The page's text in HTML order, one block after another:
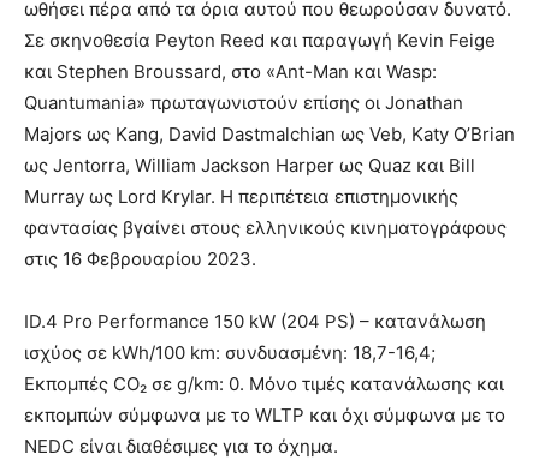
ωθήσει πέρα από τα όρια αυτού που θεωρούσαν δυνατό.
Σε σκηνοθεσία Peyton Reed και παραγωγή Kevin Feige
και Stephen Broussard, στο «Ant-Man και Wasp:
Quantumania» πρωταγωνιστούν επίσης οι Jonathan
Majors ως Kang, David Dastmalchian ως Veb, Katy O’Brian
ως Jentorra, William Jackson Harper ως Quaz και Bill
Murray ως Lord Krylar. Η περιπέτεια επιστημονικής
φαντασίας βγαίνει στους ελληνικούς κινηματογράφους
στις 16 Φεβρουαρίου 2023.
ID.4 Pro Performance 150 kW (204 PS) – κατανάλωση
ισχύος σε kWh/100 km: συνδυασμένη: 18,7-16,4;
Εκπομπές CO₂ σε g/km: 0. Μόνο τιμές κατανάλωσης και
εκπομπών σύμφωνα με το WLTP και όχι σύμφωνα με το
NEDC είναι διαθέσιμες για το όχημα.